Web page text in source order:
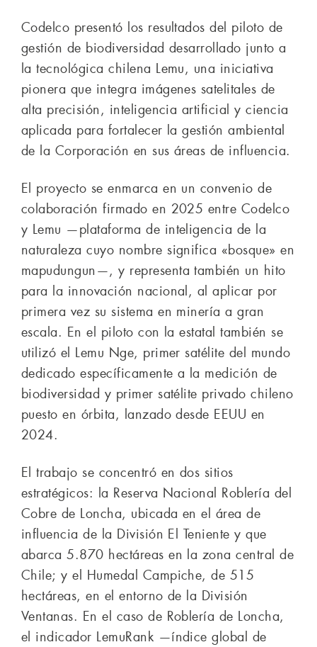
Codelco presentó los resultados del piloto de
gestión de biodiversidad desarrollado junto a
la tecnológica chilena Lemu, una iniciativa
pionera que integra imágenes satelitales de
alta precisión, inteligencia artificial y ciencia
aplicada para fortalecer la gestión ambiental
de la Corporación en sus áreas de influencia.
El proyecto se enmarca en un convenio de
colaboración firmado en 2025 entre Codelco
y Lemu —plataforma de inteligencia de la
naturaleza cuyo nombre significa «bosque» en
mapudungun—, y representa también un hito
para la innovación nacional, al aplicar por
primera vez su sistema en minería a gran
escala. En el piloto con la estatal también se
utilizó el Lemu Nge, primer satélite del mundo
dedicado específicamente a la medición de
biodiversidad y primer satélite privado chileno
puesto en órbita, lanzado desde EEUU en
2024.
El trabajo se concentró en dos sitios
estratégicos: la Reserva Nacional Roblería del
Cobre de Loncha, ubicada en el área de
influencia de la División El Teniente y que
abarca 5.870 hectáreas en la zona central de
Chile; y el Humedal Campiche, de 515
hectáreas, en el entorno de la División
Ventanas. En el caso de Roblería de Loncha,
el indicador LemuRank —índice global de